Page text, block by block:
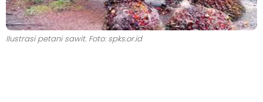
Ilustrasi petani sawit. Foto: spks.or.id